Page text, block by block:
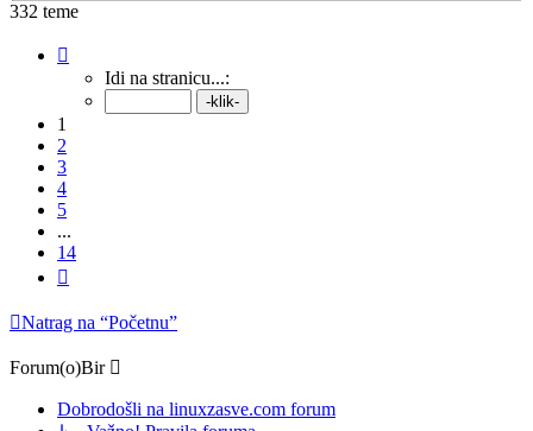
332 teme
14 .Idi na stranicu...:
1
2
3
4
5
...
14
Natrag na “Početnu”
Forum(o)Bir
Dobrodošli na linuxzasve.com forum